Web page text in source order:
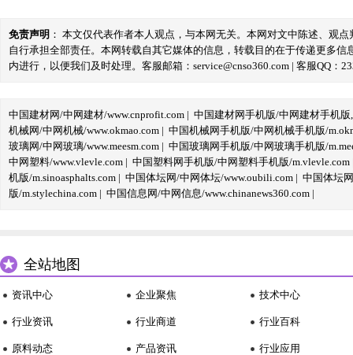
免责声明 ： 本文仅代表作者本人观点，与本网无关。本网对文中陈述、观
自行承担全部责任。本网转载自其它媒体的信息，转载目的在于传递更多
内进行，以便我们及时处理。客服邮箱：service@cnso360.com | 客服QQ：
中国建材网/中网建材/www.cnprofit.com | 中国建材网手机版/中网建材手机版
机械网/中网机械/www.okmao.com | 中国机械网手机版/中网机械手机版/
玻璃网/中网玻璃/www.meesm.com | 中国玻璃网手机版/中网玻璃手机版/
中网塑料/www.vlevle.com | 中国塑料网手机版/中网塑料手机版/m.vlevle.com
机版/m.sinoasphalts.com | 中国体坛网/中网体坛/www.oubili.com | 中国体坛
版/m.stylechina.com | 中国信息网/中网信息/www.chinanews360.com |
全站地图
资讯中心
行业资讯
原料动态
企业聚焦
行业商道
产品资讯
技术中心
行业百科
行业应用